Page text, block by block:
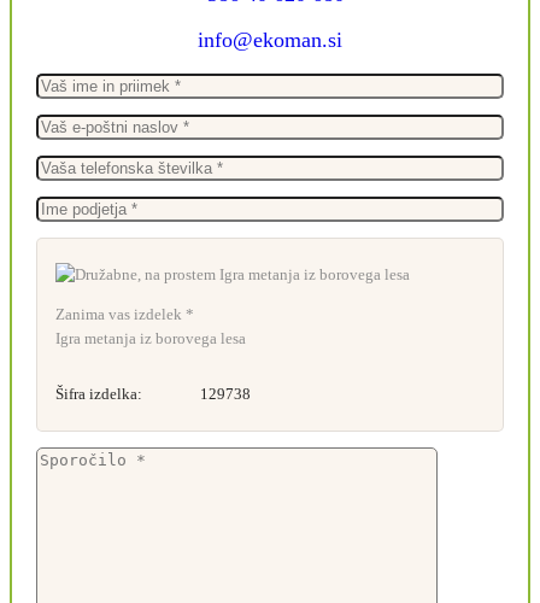
info@ekoman.si
Zanima vas izdelek *
Igra metanja iz borovega lesa
Šifra izdelka: 129738